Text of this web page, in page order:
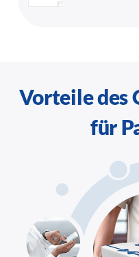
Vorteile des
für